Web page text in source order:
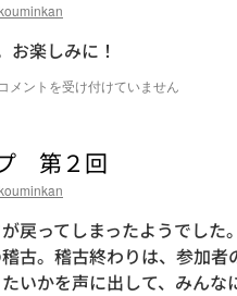
お楽しみに！
こ
コメントを受け付けていません
第２回
戻ってしまったようでした
古。稽古終わりは、参加
いかを声に出して、みん